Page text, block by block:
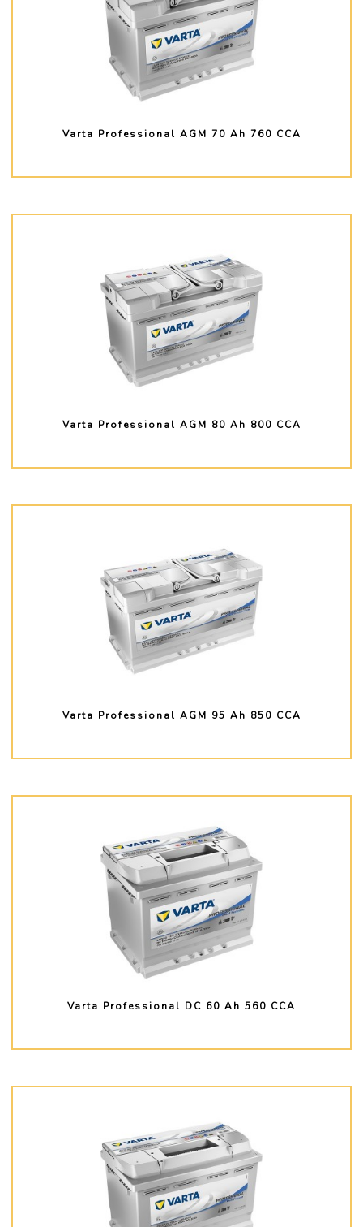
Varta Professional AGM 70 Ah 760 CCA
Varta Professional AGM 80 Ah 800 CCA
Varta Professional AGM 95 Ah 850 CCA
Varta Professional DC 60 Ah 560 CCA